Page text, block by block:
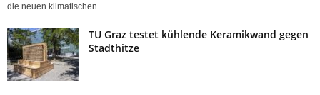
die neuen klimatischen...
TU Graz testet kühlende Keramikwand gegen
Stadthitze